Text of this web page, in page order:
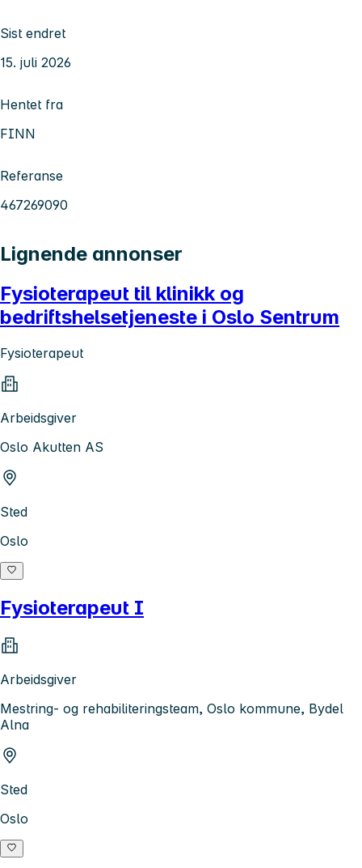
Sist endret
15. juli 2026
Hentet fra
FINN
Referanse
467269090
Lignende annonser
Fysioterapeut til klinikk og
bedriftshelsetjeneste i Oslo Sentrum
Fysioterapeut
Arbeidsgiver
Oslo Akutten AS
Sted
Oslo
Fysioterapeut I
Arbeidsgiver
Mestring- og rehabiliteringsteam, Oslo kommune, Bydel
Alna
Sted
Oslo